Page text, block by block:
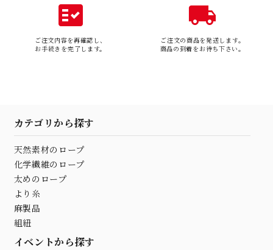
fact_check
ご注文内容を再確認し、
お手続きを完了します。
local_shipping
ご注文の商品を発送します。
商品の到着をお待ち下さい。
カテゴリから探す
天然素材のロープ
化学繊維のロープ
太めのロープ
より糸
麻製品
組紐
イベントから探す